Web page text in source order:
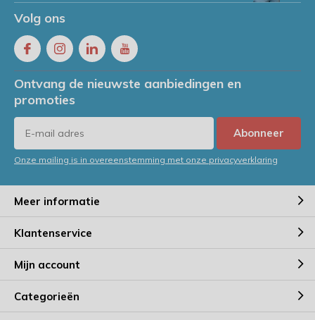
Volg ons
Ontvang de nieuwste aanbiedingen en
promoties
Abonneer
Onze mailing is in overeenstemming met onze privacyverklaring
Meer informatie
Klantenservice
Mijn account
Categorieën